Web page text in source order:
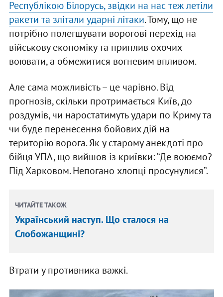
Республікою Білорусь, звідки на нас теж летіли
ракети та злітали ударні літаки. Тому, що не
потрібно полегшувати ворогові перехід на
військову економіку та приплив охочих
воювати, а обмежитися вогневим впливом.
Але сама можливість – це чарівно. Від
прогнозів, скільки протримається Київ, до
роздумів, чи наростатимуть удари по Криму та
чи буде перенесення бойових дій на
територію ворога. Як у старому анекдоті про
бійця УПА, що вийшов із криївки: “Де воюємо?
Під Харковом. Непогано хлопці просунулися”.
ЧИТАЙТЕ ТАКОЖ
Український наступ. Що сталося на
Слобожанщині?
Втрати у противника важкі.